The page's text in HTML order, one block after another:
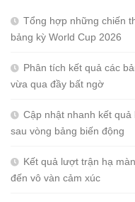
Tổng hợp những chiến
bảng kỳ World Cup 2026
Phân tích kết quả các
vừa qua đầy bất ngờ
Cập nhật nhanh kết
sau vòng bảng biến động
Kết quả lượt trận hạ
đến vô vàn cảm xúc